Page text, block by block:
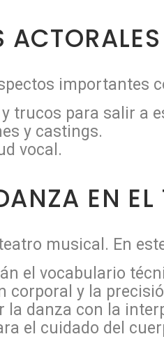
importantes
trucos para salir a
y castings.
vocal.
EN
musical. En
el vocabulario
corporal y la
la danza con la
el cuidado del